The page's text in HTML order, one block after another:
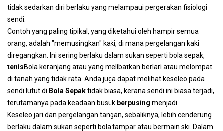
tidak sedarkan diri berlaku yang melampaui pergerakan fisiologi
sendi.
Contoh yang paling tipikal, yang diketahui oleh hampir semua
orang, adalah "memusingkan" kaki, di mana pergelangan kaki
diregangkan. Ini sering berlaku dalam sukan seperti bola sepak,
tenisBola keranjang atau yang melibatkan berlari atau melompat
di tanah yang tidak rata. Anda juga dapat melihat keseleo pada
sendi lutut di Bola Sepaktidak biasa, kerana sendi ini biasa terjadi,
terutamanya pada keadaan busuk berpusing menjadi.
Keseleo jari dan pergelangan tangan, sebaliknya, lebih cenderung
berlaku dalam sukan seperti bola tampar atau bermain ski. Dalam